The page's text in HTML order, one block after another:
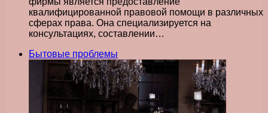
квалифицированной правовой помощи в различных
сферах права. Она специализируется на
консультациях, составлении…
Бытовые проблемы